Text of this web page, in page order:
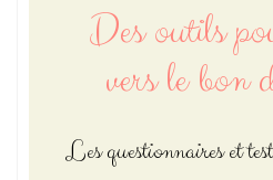
Des outils
vers le bon
Les questionnaires et